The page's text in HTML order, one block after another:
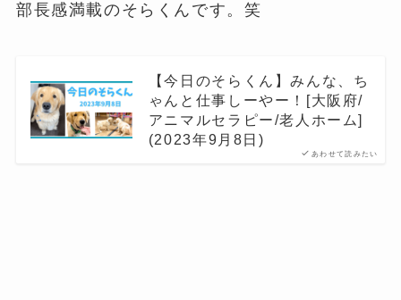
部長感満載のそらくんです。笑
あわせて読みたい
【今日のそらくん】みんな、ち
ゃんと仕事しーやー！[大阪府/
アニマルセラピー/老人ホーム]
(2023年9月8日)